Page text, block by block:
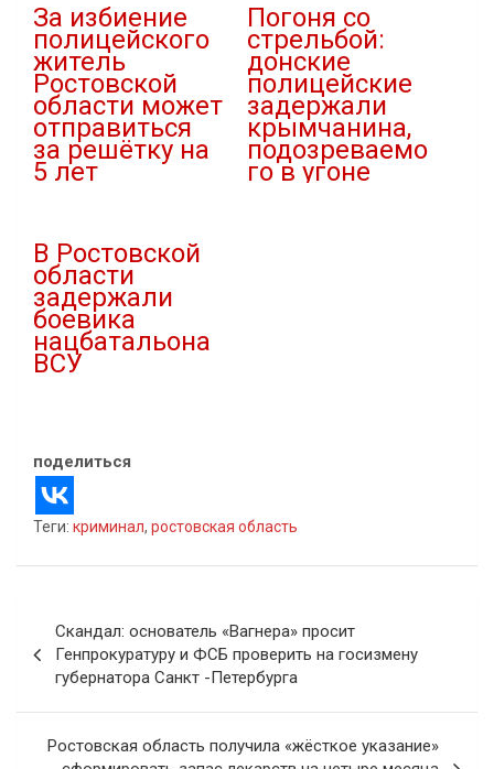
За избиение
полицейского
житель
Ростовской
области может
отправиться
за решётку на
5 лет
Погоня со
стрельбой:
донские
полицейские
задержали
крымчанина,
подозреваемо
го в угоне
В Ростовской
области
задержали
боевика
нацбатальона
ВСУ
поделиться
Теги: криминал, ростовская область
по
записям
Скандал: основатель «Вагнера» просит
Генпрокуратуру и ФСБ проверить на госизмену
губернатора Санкт -Петербурга
Ростовская область получила «жёсткое указание»